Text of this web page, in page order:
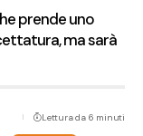
prende uno
ma sarà
Lettura da 6 minuti